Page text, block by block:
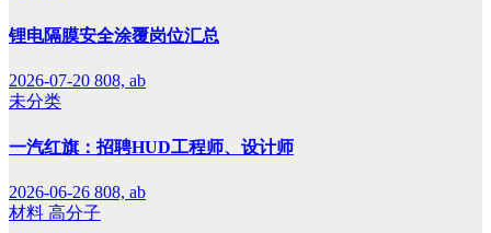
锂电隔膜安全涂覆岗位汇总
2026-07-20 808, ab
未分类
一汽红旗：招聘HUD工程师、设计师
2026-06-26 808, ab
材料 高分子